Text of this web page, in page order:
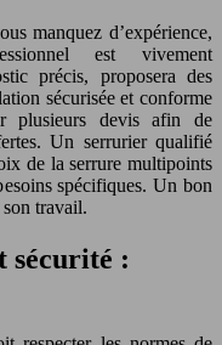
manquez d’expérience,
est vivement
précis, proposera des
sécurisée et conforme
plusieurs devis afin de
Un serrurier qualifié
de la serrure multipoints
spécifiques. Un bon
travail.
sécurité :